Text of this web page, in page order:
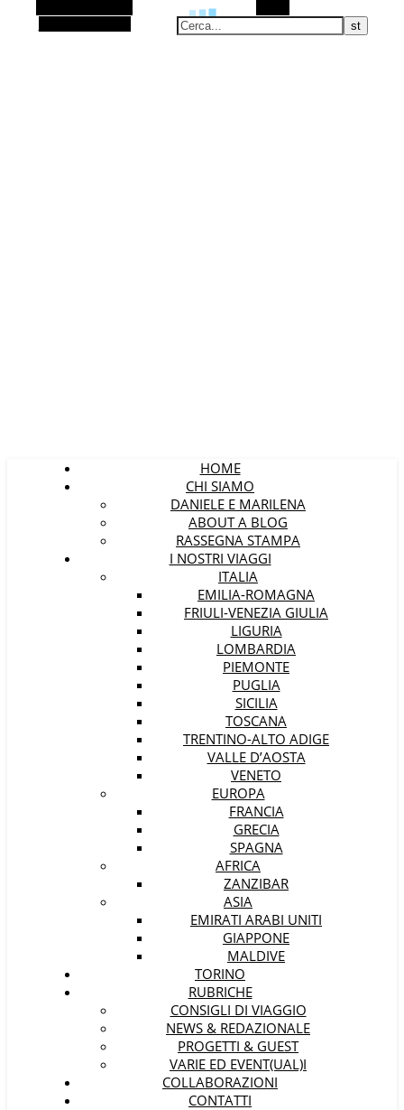
HOME
CHI SIAMO
DANIELE E MARILENA
ABOUT A BLOG
RASSEGNA STAMPA
I NOSTRI VIAGGI
ITALIA
EMILIA-ROMAGNA
FRIULI-VENEZIA GIULIA
LIGURIA
LOMBARDIA
PIEMONTE
PUGLIA
SICILIA
TOSCANA
TRENTINO-ALTO ADIGE
VALLE D’AOSTA
VENETO
EUROPA
FRANCIA
GRECIA
SPAGNA
AFRICA
ZANZIBAR
ASIA
EMIRATI ARABI UNITI
GIAPPONE
MALDIVE
TORINO
RUBRICHE
CONSIGLI DI VIAGGIO
NEWS & REDAZIONALE
PROGETTI & GUEST
VARIE ED EVENT(UAL)I
COLLABORAZIONI
CONTATTI